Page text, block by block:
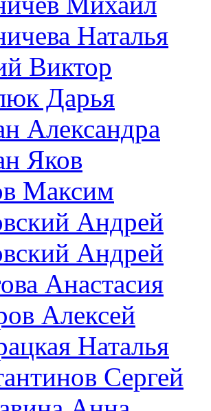
Наталья
Виктор
Дарья
Александра
Яков
Максим
Андрей
Андрей
Анастасия
Алексей
Наталья
Сергей